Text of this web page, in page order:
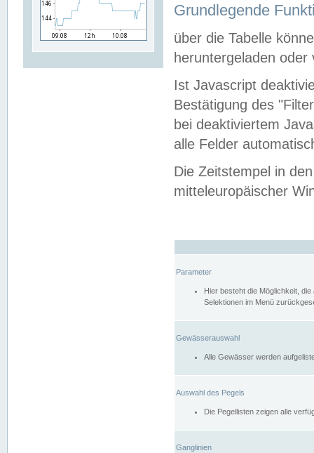
Grundlegende
über die Tabelle
heruntergeladen oder
Ist Javascript
Bestätigung des
bei deaktiviertem
alle Felder
Die Zeitstempel in
mitteleuropäischer
Parameter
Hier besteht die Möglichkeit,
Selektionen im Menü
Gewässerauswahl
Alle Gewässer werden
Auswahl des Pegels
Die Pegellisten zeigen alle
Ganglinien